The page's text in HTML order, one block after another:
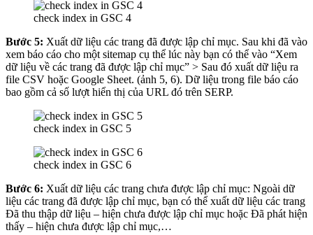
check index in GSC 4
Bước 5: Xuất dữ liệu các trang đã được lập chỉ mục. Sau khi đã vào
xem báo cáo cho một sitemap cụ thể lúc này bạn có thể vào “Xem
dữ liệu về các trang đã được lập chỉ mục” > Sau đó xuất dữ liệu ra
file CSV hoặc Google Sheet. (ảnh 5, 6). Dữ liệu trong file báo cáo
bao gồm cả số lượt hiển thị của URL đó trên SERP.
check index in GSC 5
check index in GSC 6
Bước 6: Xuất dữ liệu các trang chưa được lập chỉ mục: Ngoài dữ
liệu các trang đã được lập chỉ mục, bạn có thể xuất dữ liệu các trang
Đã thu thập dữ liệu – hiện chưa được lập chỉ mục hoặc Đã phát hiện
thấy – hiện chưa được lập chỉ mục,…